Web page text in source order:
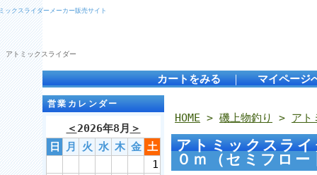
ックスライダーメーカー販売サイト
トミックスライダー
カートをみる ｜ マイページ
営業カレンダー
＜2026年8月 ＞
日
月 火 水 木 金 土
1
HOME > 磯上物釣り > アト
アトミックスラ
０ｍ（セミフロ